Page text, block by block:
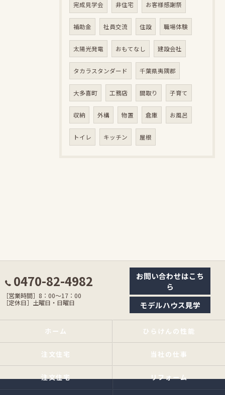
完成見学会 非住宅 お客様感謝祭
補助金 社員交流 住設 職場体験
太陽光発電 おもてなし 建設会社
タカラスタンダード 千葉県夷隅郡
大多喜町 工務店 間取り 子育て
収納 外構 物置 倉庫 お風呂
トイレ キッチン 屋根
0470-82-4982
［営業時間］8：00〜17：00
［定休日］土曜日・日曜日
お問い合わせはこち
ら
モデルハウス見学
ホーム ひらけんの性能
注文住宅 当社の仕事
注文住宅 リフォーム